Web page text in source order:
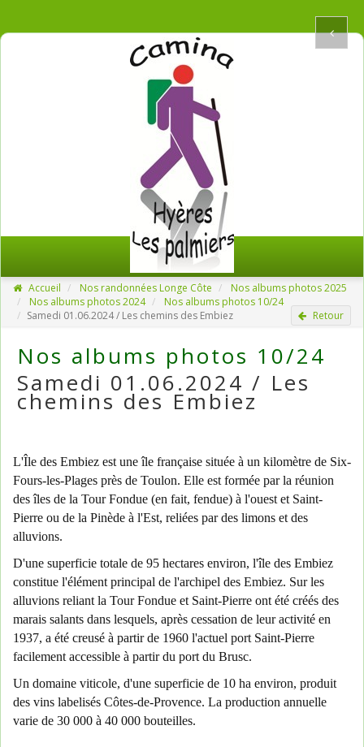
Accueil Nos randonnées Longe Côte
Nos albums photos 2025
Nos albums photos 2024
Nos albums photos 10/24
Samedi 01.06.2024 / Les chemins des Embiez
Retour
Nos albums photos 10/24
Samedi 01.06.2024 / Les
chemins des Embiez
L'Île des Embiez est une île française située à un kilomètre de Six-
Fours-les-Plages près de Toulon. Elle est formée par la réunion
des îles de la Tour Fondue (en fait, fendue) à l'ouest et Saint-
Pierre ou de la Pinède à l'Est, reliées par des limons et des
alluvions.
D'une superficie totale de 95 hectares environ, l'île des Embiez
constitue l'élément principal de l'archipel des Embiez. Sur les
alluvions reliant la Tour Fondue et Saint-Pierre ont été créés des
marais salants dans lesquels, après cessation de leur activité en
1937, a été creusé à partir de 1960 l'actuel port Saint-Pierre
facilement accessible à partir du port du Brusc.
Un domaine viticole, d'une superficie de 10 ha environ, produit
des vins labelisés Côtes-de-Provence. La production annuelle
varie de 30 000 à 40 000 bouteilles.